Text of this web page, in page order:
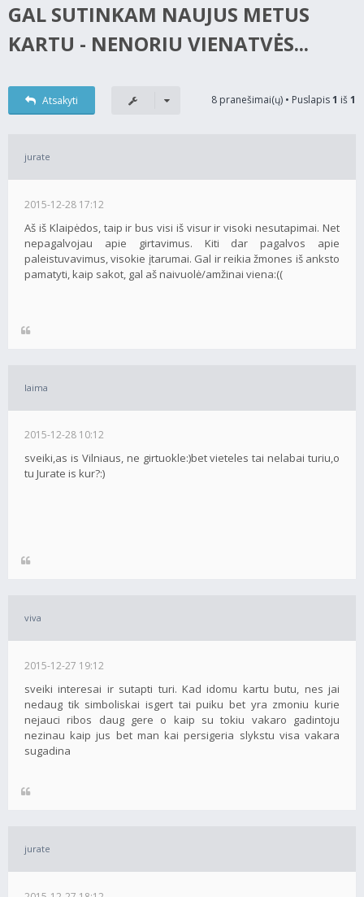
GAL SUTINKAM NAUJUS METUS
KARTU - NENORIU VIENATVĖS...
Atsakyti 8 pranešimai(ų) • Puslapis1 iš1
jurate
2015-12-28 17:12
Aš iš Klaipėdos, taip ir bus visi iš visur ir visoki nesutapimai. Net
nepagalvojau apie girtavimus. Kiti dar pagalvos apie
paleistuvavimus, visokie įtarumai. Gal ir reikia žmones iš anksto
pamatyti, kaip sakot, gal aš naivuolė/amžinai viena:((
laima
2015-12-28 10:12
sveiki,as is Vilniaus, ne girtuokle:)bet vieteles tai nelabai turiu,o
tu Jurate is kur?:)
viva
2015-12-27 19:12
sveiki interesai ir sutapti turi. Kad idomu kartu butu, nes jai
nedaug tik simboliskai isgert tai puiku bet yra zmoniu kurie
nejauci ribos daug gere o kaip su tokiu vakaro gadintoju
nezinau kaip jus bet man kai persigeria slykstu visa vakara
sugadina
jurate